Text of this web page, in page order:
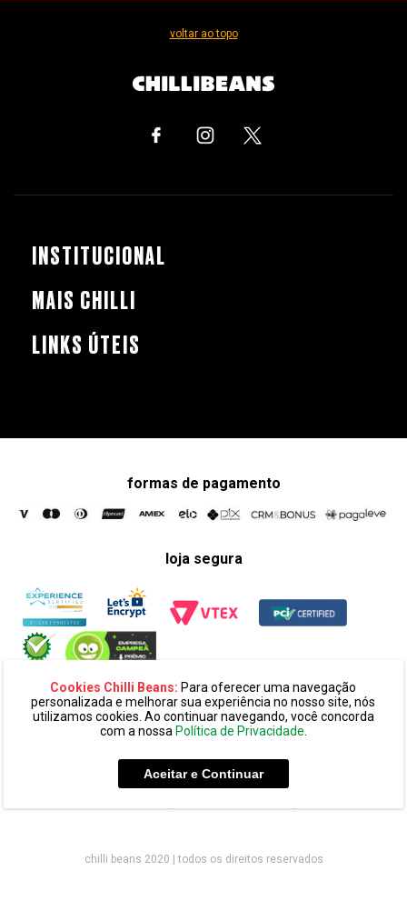
Cookies Chilli Beans: Para oferecer uma navegação
personalizada e melhorar sua experiência no nosso site, nós
utilizamos cookies. Ao continuar navegando, você concorda
com a nossa Política de Privacidade.
Aceitar e Continuar
voltar ao topo
INSTITUCIONAL
MAIS CHILLI
LINKS ÚTEIS
formas de pagamento
loja segura
ltda. cnpj: 14.439.371/0002-60
alameda amazonas, 594, terreo mezanino, alphaville
chilli beans 2020 | todos os direitos reservados